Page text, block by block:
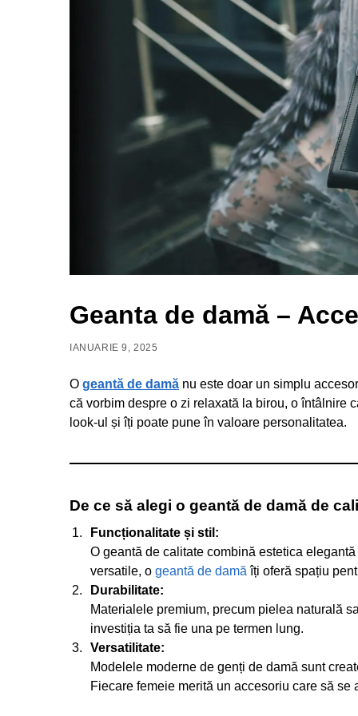
Geanta de damă –
IANUARIE 9, 2025
O geantă de damă nu este doar un simplu
că vorbim despre o zi relaxată la birou, o întâlnire
look-ul și îți poate pune în valoare personalitatea.
De ce să alegi o geantă de damă de
Funcționalitate și stil:
O geantă de calitate combină estetica
versatile, o geantă de damă îți oferă spațiu
Durabilitate:
Materialele premium, precum pielea naturală
investiția ta să fie una pe termen lung.
Versatilitate:
Modelele moderne de genți de damă sunt
Fiecare femeie merită un accesoriu care să